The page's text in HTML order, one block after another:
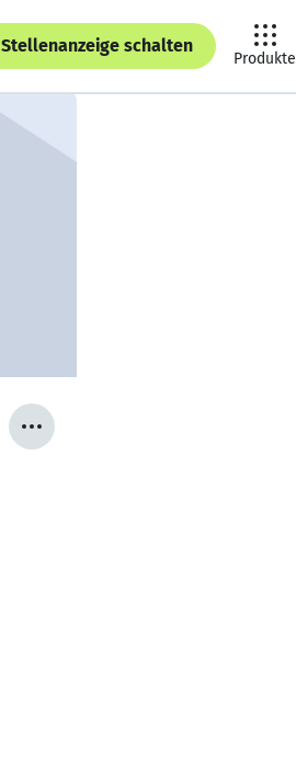
Stellenanzeige schalten
Produkte